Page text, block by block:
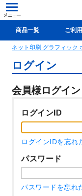
商品一覧 ご利
新規会員登録(無料)
ネット印刷 グラフィック
ログイン
会員様ログイン
ログインID
ログインIDを忘れ
パスワード
パスワードを忘れ